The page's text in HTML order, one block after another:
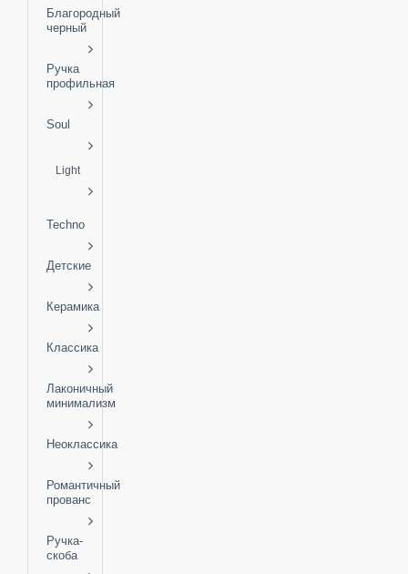
Благородный
черный
Ручка
профильная
Soul
Light
Techno
Детские
Керамика
Классика
Лаконичный
минимализм
Неоклассика
Романтичный
прованс
Ручка-
скоба